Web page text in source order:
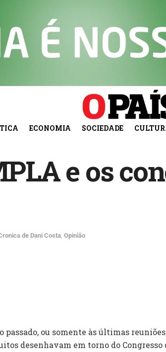
ECONOMIA SOCIEDADE
e os
de Dani Costa, Opinião
passado, ou somente às últimas
desenhavam em torno do Congresso